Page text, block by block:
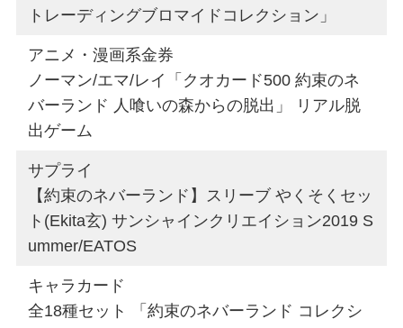
トレーディングブロマイドコレクション」
アニメ・漫画系金券
ノーマン/エマ/レイ「クオカード500 約束のネ
バーランド 人喰いの森からの脱出」 リアル脱
出ゲーム
サプライ
【約束のネバーランド】スリーブ やくそくセッ
ト(Ekita玄) サンシャインクリエイション2019 S
ummer/EATOS
キャラカード
全18種セット 「約束のネバーランド コレクシ